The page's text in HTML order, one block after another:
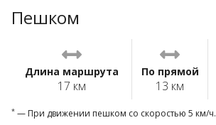
Пешком
Длина маршрута
17 км
По прямой
13 км
* — При движении пешком со скоростью 5 км/ч.